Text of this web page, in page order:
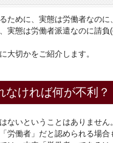
ために、実態は労働者なの
実態は労働者派遣なのに請
大切かをご紹介します。
ければ何が不利？
ないということはありません。
労働者」だと認められる場合